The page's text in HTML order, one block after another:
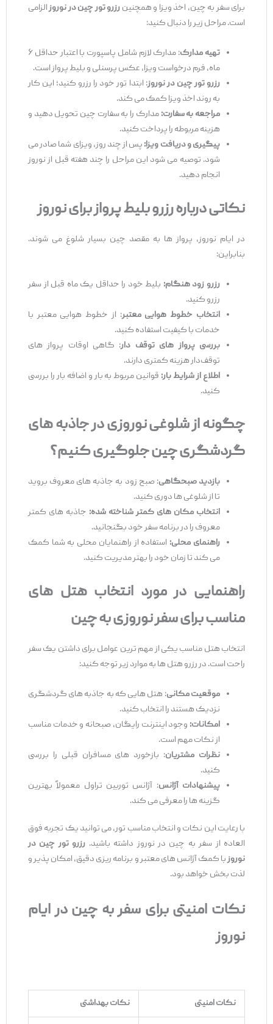
برای سفر به چین، اخذ ویزا و همچنینرزرو تور چین در نوروزالزامی
است. مراحل زیر را دنبال کنید:
تهیه مدارک
: مدارک لازم شامل پاسپورت با اعتبار حداقل ۶
ماه، فرم درخواست ویزا، عکس پرسنلی و بلیط پرواز است.
رزرو تور چین در نوروز: ابتدا تور خود را رزرو کنید؛ این کار
به روند اخذ ویزا کمک می‌ کند.
مراجعه به سفارت:مدارک را به سفارت چین تحویل دهید و
هزینه مربوطه را پرداخت کنید.
پیگیری و دریافت ویزا:پس از چند روز، ویزای شما صادر می
‌شود. توصیه می ‌شود این مراحل را چند هفته قبل از نوروز
انجام دهید.
نکاتی درباره رزرو بلیط پرواز برای نوروز
در ایام نوروز، پرواز ها به مقصد چین بسیار شلوغ می‌ شوند.
بنابراین:
رزرو زود هنگام:بلیط خود را حداقل یک ماه قبل از سفر
رزرو کنید.
انتخاب خطوط هوایی معتبر: از خطوط هوایی معتبر با
خدمات با کیفیت استفاده کنید.
بررسی پرواز های توقف ‌دار: گاهی اوقات پرواز های
توقف‌دار هزینه کمتری دارند.
اطلاع از شرایط بار:قوانین مربوط به بار و اضافه بار را بررسی
کنید.
چگونه از شلوغی نوروزی در جاذبه‌ های
گردشگری چین جلوگیری کنیم؟
بازدید صبحگاهی: صبح زود به جاذبه‌ های معروف بروید
تا از شلوغی ‌ها دوری کنید.
انتخاب مکان ‌های کمتر شناخته شده:جاذبه ‌های کمتر
معروف را در برنامه سفر خود بگنجانید.
راهنمای محلی:استفاده از راهنمایان محلی به شما کمک
می‌ کند تا زمان خود را بهتر مدیریت کنید.
راهنمایی در مورد انتخاب هتل‌ های
مناسب برای سفر نوروزی به چین
انتخاب هتل مناسب یکی از مهم ‌ترین عوامل برای داشتن یک سفر
راحت است. در رزرو هتل‌ ها به موارد زیر توجه کنید:
موقعیت مکانی: هتل ‌هایی که به جاذبه ‌های گردشگری
نزدیک هستند را انتخاب کنید.
امکانات:وجود اینترنت رایگان، صبحانه و خدمات مناسب
از نکات مهم است.
نظرات مشتریان: بازخورد های مسافران قبلی را بررسی
کنید.
پیشنهادات آژانس: آژانس توربین تراول معمولاً بهترین
گزینه ‌ها را معرفی می‌ کند.
با رعایت این نکات و انتخاب مناسب تور، می ‌توانید یک تجربه فوق
‌العاده از سفر به چین در نوروز داشته باشید.رزرو تور چین در
نوروزبا کمک آژانس ‌های معتبر و برنامه ‌ریزی دقیق، امکان ‌پذیر و
لذت ‌بخش خواهد بود.
نکات امنیتی برای سفر به چین در ایام
نوروز
نکات امنیتی نکات بهداشتی